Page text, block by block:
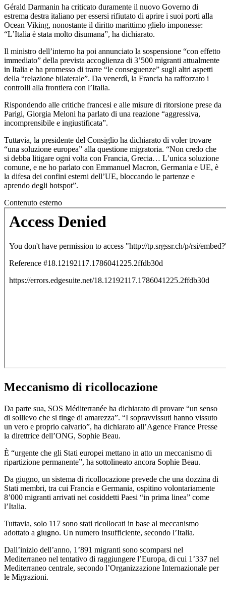
Gérald Darmanin ha criticato duramente il nuovo Governo di
estrema destra italiano per essersi rifiutato di aprire i suoi porti alla
Ocean Viking, nonostante il diritto marittimo glielo imponesse:
“L’Italia è stata molto disumana”, ha dichiarato.
Il ministro dell’interno ha poi annunciato la sospensione “con effetto
immediato” della prevista accoglienza di 3’500 migranti attualmente
in Italia e ha promesso di trarre “le conseguenze” sugli altri aspetti
della “relazione bilaterale”. Da venerdì, la Francia ha rafforzato i
controlli alla frontiera con l’Italia.
Rispondendo alle critiche francesi e alle misure di ritorsione prese da
Parigi, Giorgia Meloni ha parlato di una reazione “aggressiva,
incomprensibile e ingiustificata”.
Tuttavia, la presidente del Consiglio ha dichiarato di voler trovare
“una soluzione europea” alla questione migratoria. “Non credo che
si debba litigare ogni volta con Francia, Grecia… L’unica soluzione
comune, e ne ho parlato con Emmanuel Macron, Germania e UE, è
la difesa dei confini esterni dell’UE, bloccando le partenze e
aprendo degli hotspot”.
Contenuto esterno
Meccanismo di ricollocazione
Da parte sua, SOS Méditerranée ha dichiarato di provare “un senso
di sollievo che si tinge di amarezza”. “I sopravvissuti hanno vissuto
un vero e proprio calvario”, ha dichiarato all’Agence France Presse
la direttrice dell’ONG, Sophie Beau.
È “urgente che gli Stati europei mettano in atto un meccanismo di
ripartizione permanente”, ha sottolineato ancora Sophie Beau.
Da giugno, un sistema di ricollocazione prevede che una dozzina di
Stati membri, tra cui Francia e Germania, ospitino volontariamente
8’000 migranti arrivati nei cosiddetti Paesi “in prima linea” come
l’Italia.
Tuttavia, solo 117 sono stati ricollocati in base al meccanismo
adottato a giugno. Un numero insufficiente, secondo l’Italia.
Dall’inizio dell’anno, 1’891 migranti sono scomparsi nel
Mediterraneo nel tentativo di raggiungere l’Europa, di cui 1’337 nel
Mediterraneo centrale, secondo l’Organizzazione Internazionale per
le Migrazioni.